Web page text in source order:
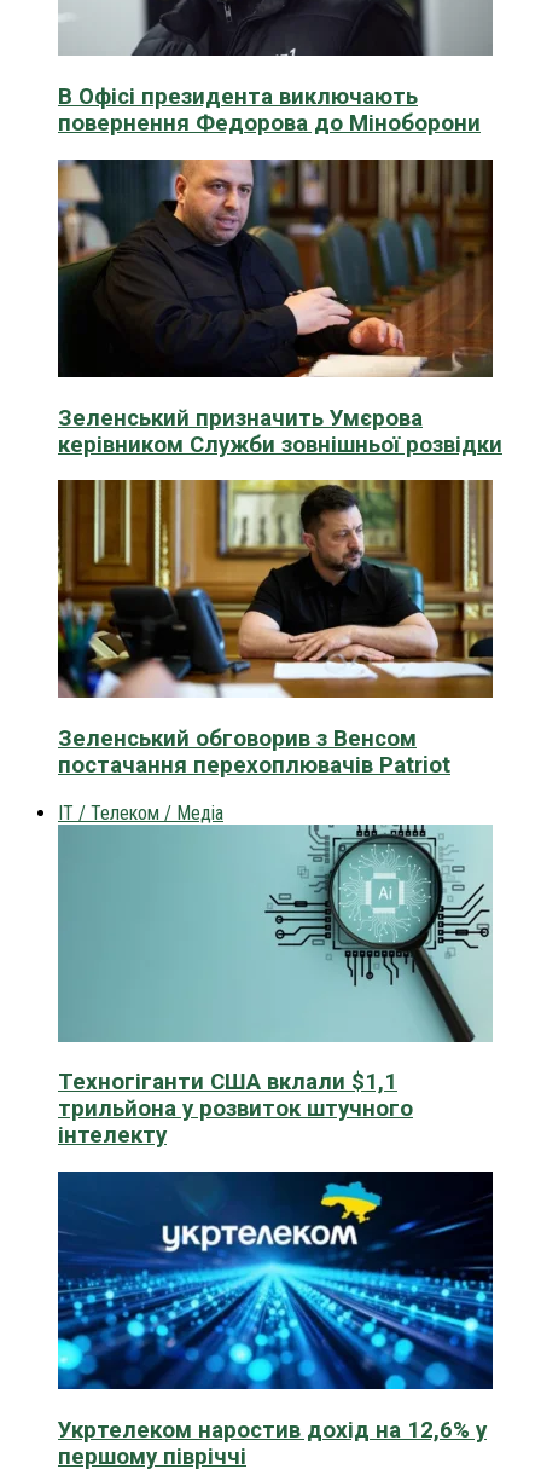
В Офісі президента виключають
повернення Федорова до Міноборони
Зеленський призначить Умєрова
керівником Служби зовнішньої розвідки
Зеленський обговорив з Венсом
постачання перехоплювачів Patriot
IT / Телеком / Медіа
Техногіганти США вклали $1,1
трильйона у розвиток штучного
інтелекту
Укртелеком наростив дохід на 12,6% у
першому півріччі